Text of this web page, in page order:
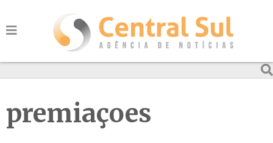
premiaçoes